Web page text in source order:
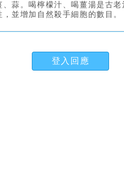
、蒜。喝檸檬汁、喝薑湯是古
並增加自然殺手細胞的數目。
登入回應